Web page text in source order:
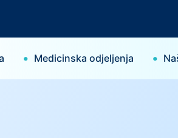
• Medicinska odjeljenja •